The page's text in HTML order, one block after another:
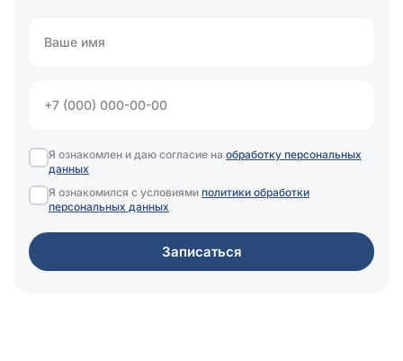
Я ознакомлен и даю согласие на обработку персональных
данных
Я ознакомился с условиями политики обработки
персональных данных
Записаться